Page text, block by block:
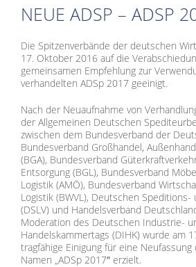
NEUE ADSP – ADSP
Die Spitzenverbände der deutschen
17. Oktober 2016 auf die
gemeinsamen Empfehlung zur
verhandelten ADSp 2017 geeinigt.
Nach der Neuaufnahme von
der Allgemeinen Deutschen
zwischen dem Bundesverband der
Bundesverband Großhandel,
(BGA), Bundesverband
Entsorgung (BGL), Bundesverband
Logistik (AMÖ), Bundesverband
Logistik (BWVL), Deutschen Speditions-
(DSLV) und Handelsverband
Moderation des Deutschen Industrie-
Handelskammertags (DIHK) wurde am
tragfähige Einigung für eine
Namen „ADSp 2017″ erzielt.